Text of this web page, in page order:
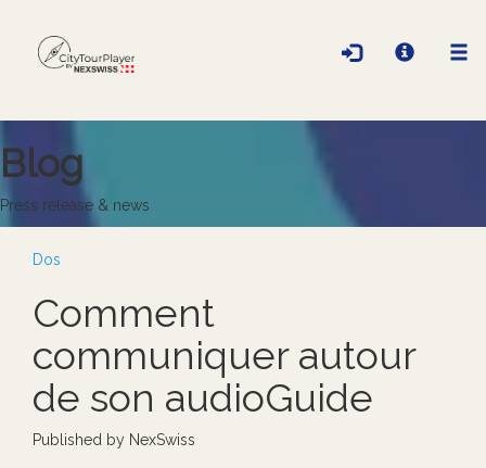
Blog
Press release & news
Dos
Comment
communiquer autour
de son audioGuide
Published by NexSwiss